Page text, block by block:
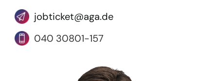
jobticket@aga.de
040 30801-157